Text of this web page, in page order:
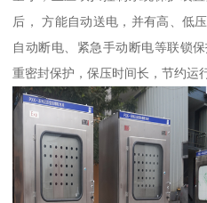
后， 方能自动送电，并有高、低
自动断电、紧急手动断电等联锁
重密封保护，保压时间长，节约运